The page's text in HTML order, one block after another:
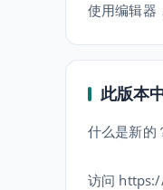
使用编辑器
此版本
什么是新的
访问